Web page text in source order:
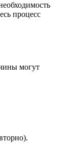
процесс
могут